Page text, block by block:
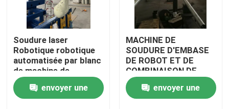
Accueil
Soudure laser
Robotique robotique
automatisée par blanc
de machine de
soudure
envoyer une
MACHINE DE
SOUDURE D'EMBASE
DE ROBOT ET DE
COMBINAISON DE
COUPE DE PORTE
envoyer une